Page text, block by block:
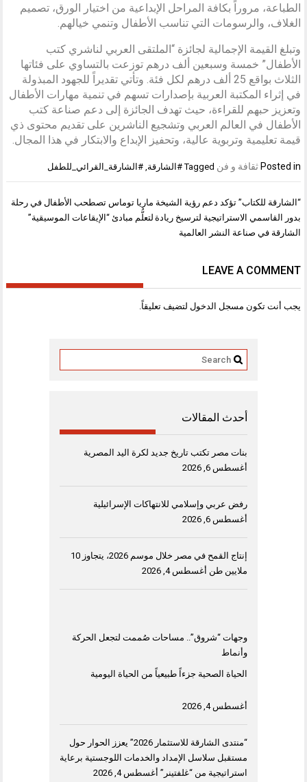
الطباعة، مروراً بكافة المراحل الإبداعية من اختيار الورق، تصميم
الغلاف، والرسومات التي تناسب الأطفال وتنمي خيالهم.
وتبلغ القيمة الإجمالية لجائزة “الملتقى العربي لناشري كتب
الأطفال” خمسة وسبعين ألف درهم توزعت بالتساوي على فئاتها
الثلاث بواقع 25 ألف درهم لكل فئة. وتأتي تقديراً للجهود المبذولة
في إثراء المكتبة العربية بإصدارات تسهم في تنمية مهارات الأطفال
وتعزيز حبهم للقراءة، حيث تهدف الجائزة إلى دعم صناعة كتب
الأطفال في العالم العربي وتشجيع الناشرين على تقديم محتوى ذي
قيمة تعليمية وتربوية عالية، وتحفيز الإبداع والابتكار في هذا المجال.
Posted in ثقافة و فن Tagged #الشارقة ,#الشارقة_القرائي_للطفل
تصفّح
المقالات
ماريا توماس تصطحب الأطفال في رحلة
لتعلُّم مبادئ “الإيقاعات الموسيقية”
“الشارقة للكتاب” تؤكد دعم رؤية الشيخة
بدور القاسمي الاستراتيجية لترسيخ ريادة
الشارقة في صناعة النشر العالمية
LEAVE A COMMENT
يجب أنت تكون مسجل الدخول لتضيف تعليقاً.
أحدث المقالات
بنات مصر تكتب تاريخ جديد لكرة اليد المصرية
أغسطس 6, 2026
رفض عربي وإسلامي للانتهاكات الإسرائيلية
أغسطس 6, 2026
إنتاج القمح في مصر خلال موسم 2026، يتجاوز 10
ملايين طن أغسطس 4, 2026
وجهات “شروق”.. مساحات صُممت لتجعل الحركة
وأنماط
الحياة الصحية جزءاً طبيعياً من الحياة اليومية
أغسطس 4, 2026
“منتدى الشارقة للاستثمار 2026” يعزز الحوار حول
مستقبل سلاسل الإمداد والخدمات اللوجستية برعاية
استراتيجية من “غلفتينر” أغسطس 4, 2026